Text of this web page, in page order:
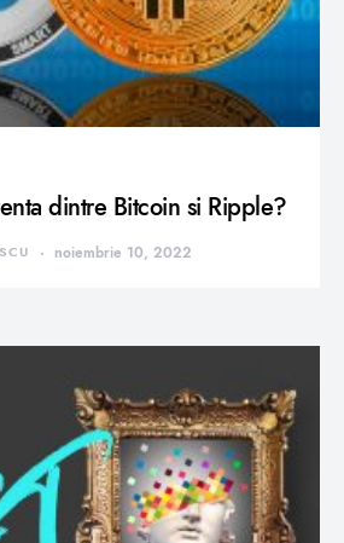
dintre Bitcoin si Ripple?
noiembrie 10, 2022